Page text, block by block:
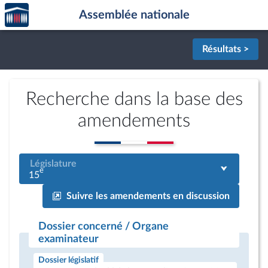
Aller au contenu
Aller en bas de la page
Accèder
à la
page
Assemblée nationale
Résultats >
Recherche dans la base des
amendements
Législature
15e
Suivre les amendements en discussion
Dossier concerné / Organe
examinateur
Dossier législatif